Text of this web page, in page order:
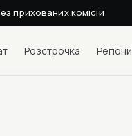
прихованих комісій
Розстрочка Регіони